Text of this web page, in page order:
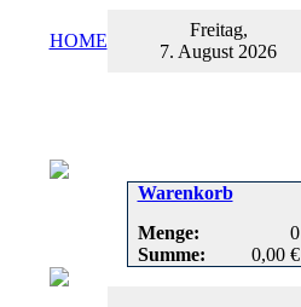
HOME
Freitag,
7. August 2026
Warenkorb
Menge:
0
Summe:
0,00 €